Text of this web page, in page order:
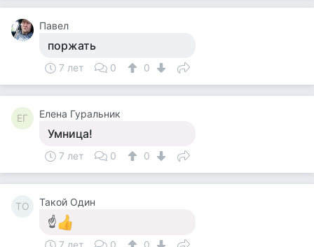
Павел
поржать
7 лет 0 0
ЕГ Елена Гуральник
Умница!
7 лет 0 0
ТО Такой Один
☝
7 лет 0 0